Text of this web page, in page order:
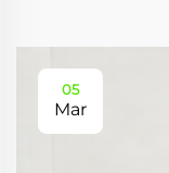
05
Mar